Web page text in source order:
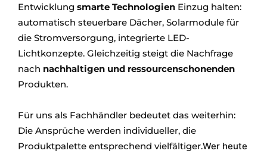
Entwicklung smarte Technologien Einzug halten:
automatisch steuerbare Dächer, Solarmodule für
die Stromversorgung, integrierte LED-
Lichtkonzepte. Gleichzeitig steigt die Nachfrage
nach nachhaltigen und ressourcenschonenden
Produkten.
Für uns als Fachhändler bedeutet das weiterhin:
Die Ansprüche werden individueller, die
Produktpalette entsprechend vielfältiger.Wer heute